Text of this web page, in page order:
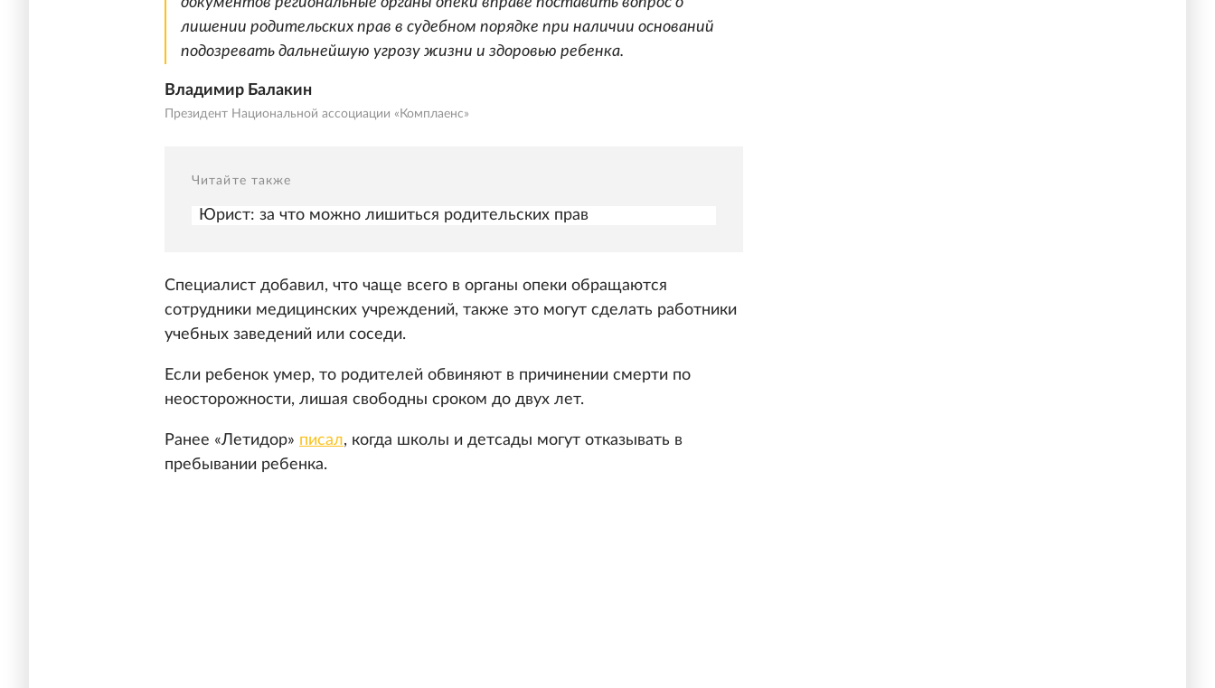
лишении родительских прав в судебном порядке при наличии оснований
подозревать дальнейшую угрозу жизни и здоровью ребенка.
Владимир Балакин
Президент Национальной ассоциации «Комплаенс»
Читайте также
Юрист: за что можно лишиться родительских прав
Специалист добавил, что чаще всего в органы опеки обращаются
сотрудники медицинских учреждений, также это могут сделать работники
учебных заведений или соседи.
Если ребенок умер, то родителей обвиняют в причинении смерти по
неосторожности, лишая свободны сроком до двух лет.
Ранее «Летидор» писал, когда школы и детсады могут отказывать в
пребывании ребенка.